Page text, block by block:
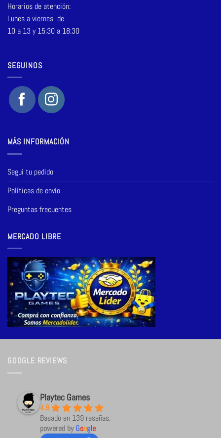
Horarios de atención:
Lunes a viernes de
10 a 13 y 15:30 a 18:30
SEGUINOS
MÁS INFORMACIÓN
Seguí tu pedido
Políticas de envío
Preguntas frecuentes
MERCADO LIBRE
GOOGLE REVIEWS
Playtec Games
4.9
Basado en 139 reseñas.
powered byGoogle